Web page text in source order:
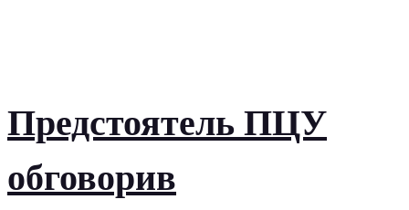
Предстоятель ПЦУ
обговорив